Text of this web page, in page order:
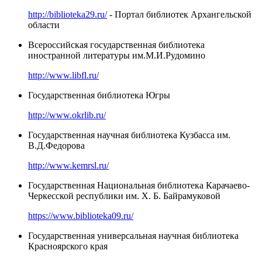
http://biblioteka29.ru/- Портал библиотек Архангельской
области
Всероссийская государственная библиотека
иностранной литературы им.М.И.Рудомино
http://www.libfl.ru/
Государственная библиотека Югры
http://www.okrlib.ru/
Государственная научная библиотека Кузбасса им.
В.Д.Федорова
http://www.kemrsl.ru/
Государственная Национальная библиотека Карачаево-
Черкесской республики им. Х. Б. Байрамуковой
https://www.biblioteka09.ru/
Государственная универсальная научная библиотека
Красноярского края